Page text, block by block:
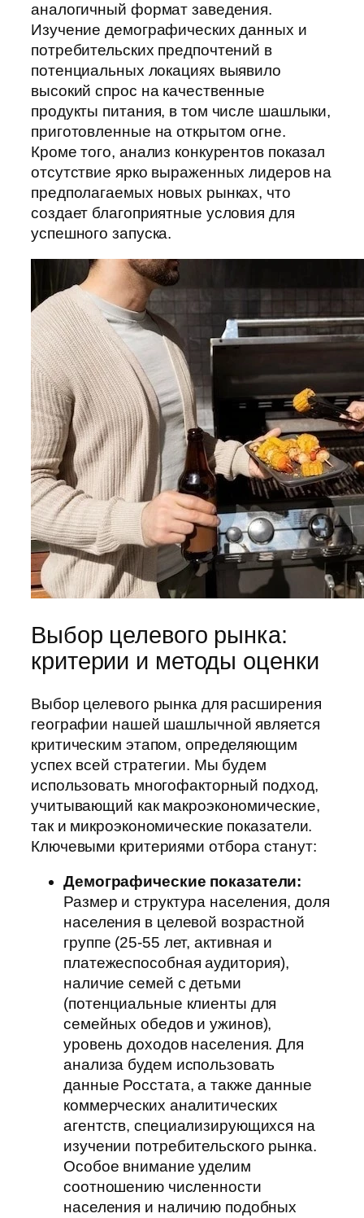
аналогичный формат заведения.
Изучение демографических данных и
потребительских предпочтений в
потенциальных локациях выявило
высокий спрос на качественные
продукты питания, в том числе шашлыки,
приготовленные на открытом огне.
Кроме того, анализ конкурентов показал
отсутствие ярко выраженных лидеров на
предполагаемых новых рынках, что
создает благоприятные условия для
успешного запуска.
Выбор целевого рынка:
критерии и методы оценки
Выбор целевого рынка для расширения
географии нашей шашлычной является
критическим этапом, определяющим
успех всей стратегии. Мы будем
использовать многофакторный подход,
учитывающий как макроэкономические,
так и микроэкономические показатели.
Ключевыми критериями отбора станут:
Демографические показатели:
Размер и структура населения, доля
населения в целевой возрастной
группе (25-55 лет, активная и
платежеспособная аудитория),
наличие семей с детьми
(потенциальные клиенты для
семейных обедов и ужинов),
уровень доходов населения. Для
анализа будем использовать
данные Росстата, а также данные
коммерческих аналитических
агентств, специализирующихся на
изучении потребительского рынка.
Особое внимание уделим
соотношению численности
населения и наличию подобных